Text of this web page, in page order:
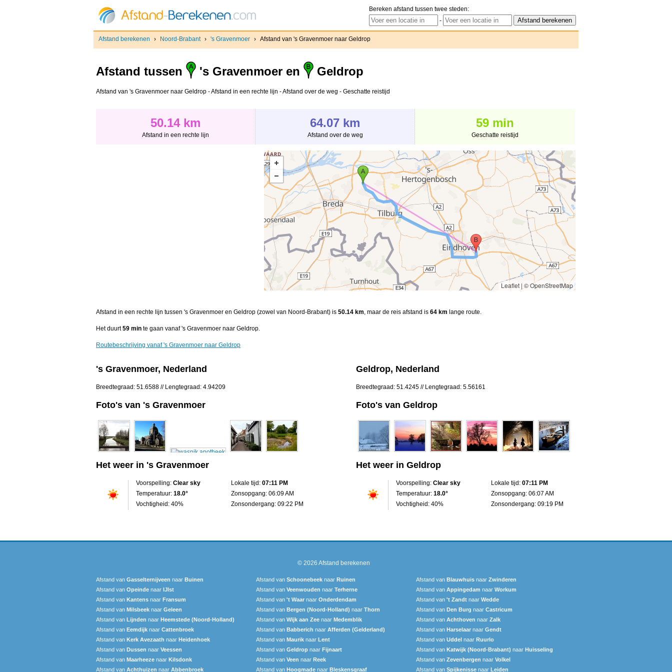
Bereken afstand tussen twee steden:
-
Afstand berekenen › Noord-Brabant › 's Gravenmoer › Afstand van 's Gravenmoer naar Geldrop
Afstand tussen 's Gravenmoer en Geldrop
Afstand van 's Gravenmoer naar Geldrop - Afstand in een rechte lijn - Afstand over de weg - Geschatte reistijd
50.14 km
Afstand in een rechte lijn
64.07 km
Afstand over de weg
59 min
Geschatte reistijd
Leaflet | © OpenStreetMap
Afstand in een rechte lijn tussen 's Gravenmoer en Geldrop (zowel van Noord-Brabant) is 50.14 km, maar de reis afstand is 64 km lange route.
Het duurt59 min te gaan vanaf 's Gravenmoer naar Geldrop.
Routebeschrijving vanaf 's Gravenmoer naar Geldrop
's Gravenmoer, Nederland
Breedtegraad: 51.6588 // Lengtegraad: 4.94209
Foto's van 's Gravenmoer
Het weer in 's Gravenmoer
Voorspelling: Clear sky
Temperatuur: 18.0°
Vochtigheid: 40%
Lokale tijd: 07:11 PM
Zonsopgang: 06:09 AM
Zonsondergang: 09:22 PM
Geldrop, Nederland
Breedtegraad: 51.4245 // Lengtegraad: 5.56161
Foto's van Geldrop
Het weer in Geldrop
Voorspelling: Clear sky
Temperatuur: 18.0°
Vochtigheid: 40%
Lokale tijd: 07:11 PM
Zonsopgang: 06:07 AM
Zonsondergang: 09:19 PM
© 2026 Afstand berekenen
Afstand van Gasselternijveen naar Buinen Afstand van Schoonebeek naar Ruinen Afstand van Blauwhuis naar Zwinderen
Afstand van Opeinde naar IJlst Afstand van Veenwouden naar Terherne Afstand van Appingedam naar Workum
Afstand van Kantens naar Fransum Afstand van 't Waar naar Onderdendam Afstand van 't Zandt naar Wedde
Afstand van Milsbeek naar Geleen Afstand van Bergen (Noord-Holland) naar Thorn Afstand van Den Burg naar Castricum
Afstand van Lijnden naar Heemstede (Noord-Holland) Afstand van Wijk aan Zee naar Medemblik Afstand van Achthoven naar Zalk
Afstand van Eemdijk naar Cattenbroek Afstand van Babberich naar Afferden (Gelderland) Afstand van Harselaar naar Gendt
Afstand van Kerk Avezaath naar Heidenhoek Afstand van Maurik naar Lent Afstand van Uddel naar Ruurlo
Afstand van Dussen naar Veessen Afstand van Geldrop naar Fijnaart Afstand van Katwijk (Noord-Brabant) naar Huisseling
Afstand van Maarheeze naar Kilsdonk Afstand van Veen naar Reek Afstand van Zevenbergen naar Volkel
Afstand van Achthuizen naar Abbenbroek Afstand van Hoogmade naar Bleskensgraaf Afstand van Spijkenisse naar Leiden